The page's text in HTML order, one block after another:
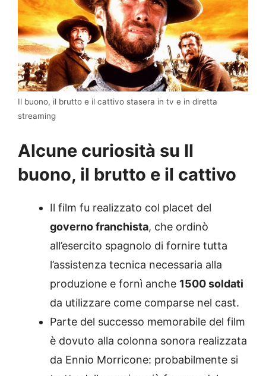
Il buono, il brutto e il cattivo stasera in tv e in diretta
streaming
Alcune curiosità su Il
buono, il brutto e il cattivo
Il film fu realizzato col placet del
governo franchista, che ordinò
all’esercito spagnolo di fornire tutta
l’assistenza tecnica necessaria alla
produzione e fornì anche 1500 soldati
da utilizzare come comparse nel cast.
Parte del successo memorabile del film
è dovuto alla colonna sonora realizzata
da Ennio Morricone: probabilmente si